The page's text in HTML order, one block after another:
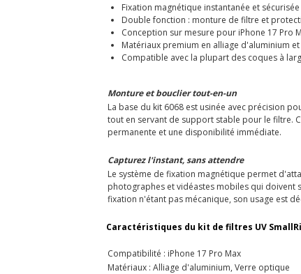
Fixation magnétique instantanée et sécurisée
Double fonction : monture de filtre et
Conception sur mesure pour iPhone 17 Pro
Matériaux premium en alliage d'aluminium
Compatible avec la plupart des coques à
Monture et bouclier tout-en-un
La base du kit 6068 est usinée avec précision
tout en servant de support stable pour le filtre.
permanente et une disponibilité immédiate.
Capturez l'instant, sans attendre
Le système de fixation magnétique permet
photographes et vidéastes mobiles qui doivent
fixation n'étant pas mécanique, son usage est
Caractéristiques du kit de filtres UV
Compatibilité : iPhone 17 Pro Max
Matériaux : Alliage d'aluminium, Verre optique